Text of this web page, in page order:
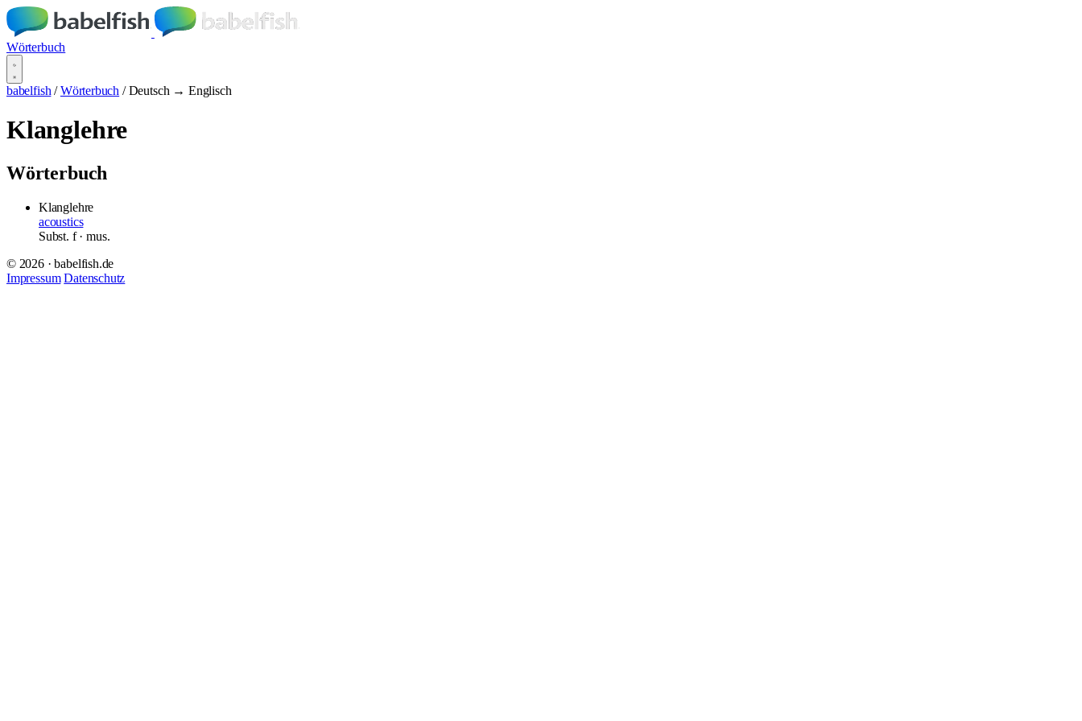
Wörterbuch
babelfish / Wörterbuch / Deutsch → Englisch
Klanglehre
Wörterbuch
Klanglehre
acoustics
Subst. f· mus.
© 2026 · babelfish.de
Impressum Datenschutz